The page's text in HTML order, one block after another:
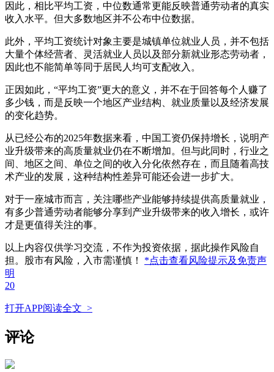
因此，相比平均工资，中位数通常更能反映普通劳动者的真实
收入水平。但大多数地区并不公布中位数据。
此外，平均工资统计对象主要是城镇单位就业人员，并不包括
大量个体经营者、灵活就业人员以及部分新就业形态劳动者，
因此也不能简单等同于居民人均可支配收入。
正因如此，“平均工资”更大的意义，并不在于回答每个人赚了
多少钱，而是反映一个地区产业结构、就业质量以及经济发展
的变化趋势。
从已经公布的2025年数据来看，中国工资仍保持增长，说明产
业升级带来的高质量就业仍在不断增加。但与此同时，行业之
间、地区之间、单位之间的收入分化依然存在，而且随着高技
术产业的发展，这种结构性差异可能还会进一步扩大。
对于一座城市而言，关注哪些产业能够持续提供高质量就业，
有多少普通劳动者能够分享到产业升级带来的收入增长，或许
才是更值得关注的事。
以上内容仅供学习交流，不作为投资依据，据此操作风险自
担。股市有风险，入市需谨慎！ *点击查看风险提示及免责声
明
20
打开APP阅读全文 >
评论